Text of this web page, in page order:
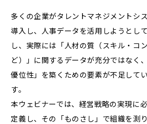
多くの企業がタレントマネジメントシ
導入し、人事データを活用しようとし
し、実際には「人材の質（スキル・コ
ど）」に関するデータが充分ではなく
優位性」を築くための要素が不足して
す。
本ウェビナーでは、経営戦略の実現に
定義し、その「ものさし」で組織を測